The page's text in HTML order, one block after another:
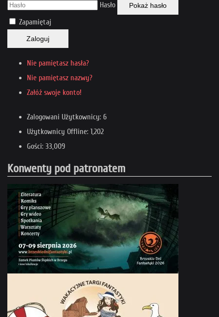
Hasło
Pokaż hasło
Zapamiętaj
Zaloguj
Nie pamiętasz hasła?
Nie pamiętasz nazwy?
Załóż swoje konto!
Zalogowani Użytkownicy: 6
Użytkownicy Offline: 1,202
Gości: 33,009
Konwenty pod patronatem